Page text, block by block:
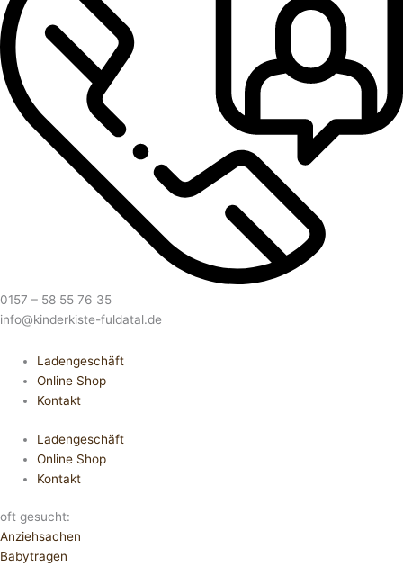
0157 – 58 55 76 35
info@kinderkiste-fuldatal.de
Ladengeschäft
Online Shop
Kontakt
Ladengeschäft
Online Shop
Kontakt
oft gesucht:
Anziehsachen
Babytragen